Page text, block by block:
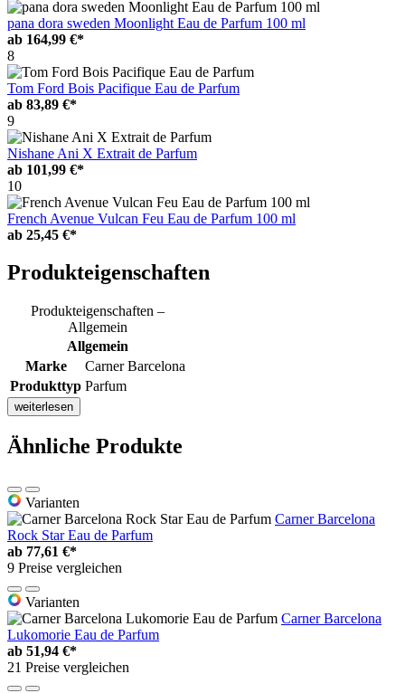
pana dora sweden Moonlight Eau de Parfum 100 ml
ab 164,99 €*
8
Tom Ford Bois Pacifique Eau de Parfum
ab 83,89 €*
9
Nishane Ani X Extrait de Parfum
ab 101,99 €*
10
French Avenue Vulcan Feu Eau de Parfum 100 ml
ab 25,45 €*
Produkteigenschaften
Produkteigenschaften –
Allgemein
Allgemein
Marke
Carner Barcelona
Produkttyp Parfum
weiterlesen
Ähnliche Produkte
Varianten
Carner Barcelona
Rock Star Eau de Parfum
ab 77,61 €*
9 Preise vergleichen
Varianten
Carner Barcelona
Lukomorie Eau de Parfum
ab 51,94 €*
21 Preise vergleichen